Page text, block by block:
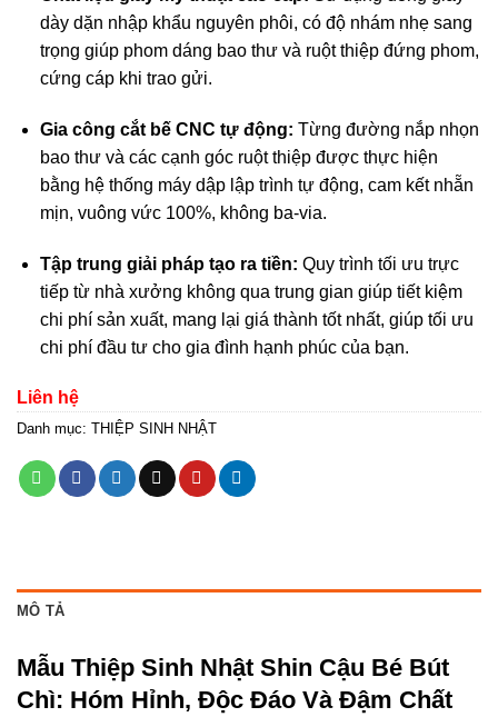
dày dặn nhập khẩu nguyên phôi, có độ nhám nhẹ sang
trọng giúp phom dáng bao thư và ruột thiệp đứng phom,
cứng cáp khi trao gửi.
Gia công cắt bế CNC tự động: Từng đường nắp nhọn
bao thư và các cạnh góc ruột thiệp được thực hiện
bằng hệ thống máy dập lập trình tự động, cam kết nhẵn
mịn, vuông vức 100%, không ba-via.
Tập trung giải pháp tạo ra tiền: Quy trình tối ưu trực
tiếp từ nhà xưởng không qua trung gian giúp tiết kiệm
chi phí sản xuất, mang lại giá thành tốt nhất, giúp tối ưu
chi phí đầu tư cho gia đình hạnh phúc của bạn.
Liên hệ
Danh mục: THIỆP SINH NHẬT
MÔ TẢ
Mẫu Thiệp Sinh Nhật Shin Cậu Bé Bút
Chì: Hóm Hỉnh, Độc Đáo Và Đậm Chất